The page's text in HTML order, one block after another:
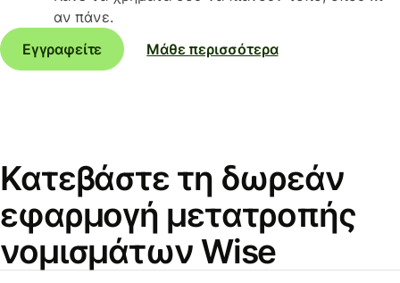
αν πάνε.
Εγγραφείτε
Μάθε περισσότερα
Κατεβάστε τη δωρεάν
εφαρμογή μετατροπής
νομισμάτων Wise